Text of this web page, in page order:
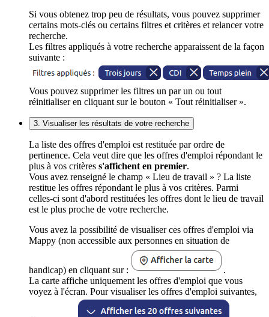
Si vous obtenez trop peu de résultats, vous pouvez supprimer
certains mots-clés ou certains filtres et critères et relancer votre
recherche.
Les filtres appliqués à votre recherche apparaissent de la façon
suivante :
Vous pouvez supprimer les filtres un par un ou tout
réinitialiser en cliquant sur le bouton « Tout réinitialiser ».
3. Visualiser les résultats de votre recherche
La liste des offres d'emploi est restituée par ordre de
pertinence. Cela veut dire que les offres d'emploi répondant le
plus à vos critères s'affichent en premier.
Vous avez renseigné le champ « Lieu de travail » ? La liste
restitue les offres répondant le plus à vos critères. Parmi
celles-ci sont d'abord restituées les offres dont le lieu de travail
est le plus proche de votre recherche.
Vous avez la possibilité de visualiser ces offres d'emploi via
Mappy (non accessible aux personnes en situation de
handicap) en cliquant sur :
.
La carte affiche uniquement les offres d'emploi que vous
voyez à l'écran. Pour visualiser les offres d'emploi suivantes,